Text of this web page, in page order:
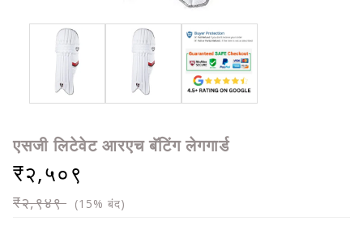
एसजी लिटेवेट आरएच बॅटिंग लेगगार्ड
₹२,५०९
₹२,९४९ (15% बंद)